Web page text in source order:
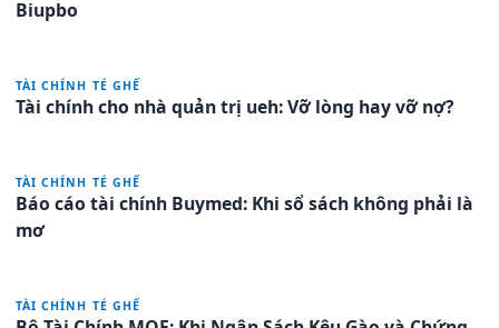
Biupbo
TÀI CHÍNH TÉ GHẾ
Tài chính cho nhà quản trị ueh: Vỡ lòng hay vỡ nợ?
TÀI CHÍNH TÉ GHẾ
Báo cáo tài chính Buymed: Khi sổ sách không phải là
mơ
TÀI CHÍNH TÉ GHẾ